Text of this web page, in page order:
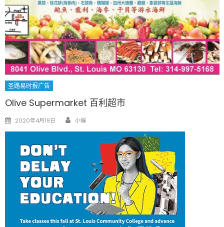
圣路易时报广告
Olive Supermarket 百利超市
Posted
on
2020年4月19日 Author
小编